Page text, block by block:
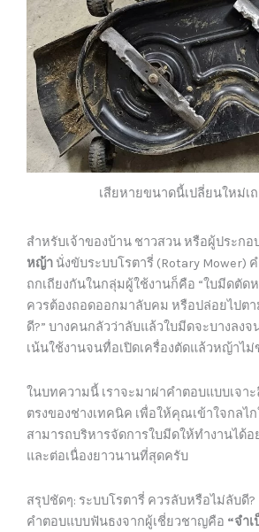
เสียหายขนาดนี้เปลี่ยนใหม่เ
สำหรับเจ้าของบ้าน ชาวสวน หรือผู้ประกอ
หญ้า นั่งขับระบบโรตารี่ (Rotary Mower)
ถกเถียงกันในกลุ่มผู้ใช้งานก็คือ “ใบมีดตัด
ควรต้องถอดออกมาลับคม หรือปล่อยไปต
ดี?” บางคนกลัวว่าลับแล้วใบมีดจะบางลง
เน้นใช้งานจนทื่อเปิดเครื่องตัดแล้วหญ้าไม่
ในบทความนี้ เราจะมาผ่าคำตอบแบบเจา
ตรงของช่างเทคนิค เพื่อให้คุณเข้าใจกลไ
สามารถบริหารจัดการใบมีดให้ทำงานได้
และต่อเนื่องยาวนานที่สุดครับ
สรุปชัดๆ: ระบบโรตารี่ ควรลับหรือไม่ลับดี?
คำตอบแบบฟันธงจากผู้เชี่ยวชาญคือ “จำ